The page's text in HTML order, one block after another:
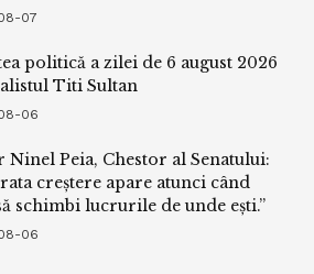
07
politică a zilei de 6 august 2026
Titi Sultan
06
Ninel Peia, Chestor al Senatului:
creștere apare atunci când
schimbi lucrurile de unde ești.”
06